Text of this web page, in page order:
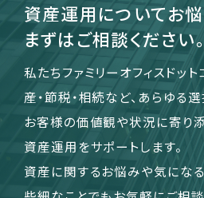
資産運用についてお
まずはご相談ください。
私たちファミリーオフィスドッ
産・節税・相続など、あらゆる
お客様の価値観や状況に寄り
資産運用をサポートします。
資産に関するお悩みや気にな